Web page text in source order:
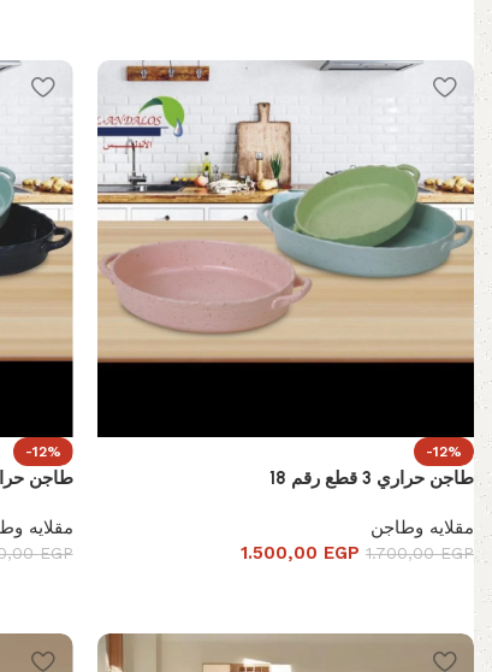
-12%
طاجن حراري 3 قطع رقم 18
مقلايه وطاجن
1.700,00EGP
1.500,00 EGP
-12%
طاجن حراري 3 قطع
مقلايه
EGP